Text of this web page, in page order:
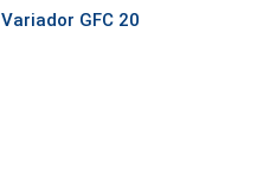
Variador GFC 20